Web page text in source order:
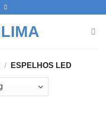
/ ESPELHOS LED